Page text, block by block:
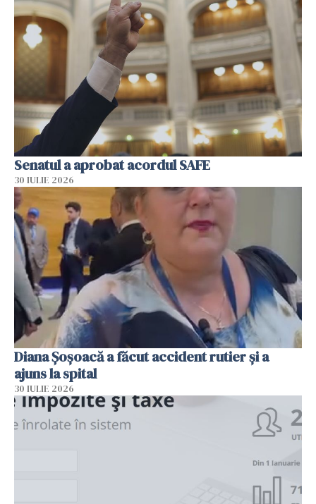
Senatul a aprobat acordul SAFE
30 IULIE 2026
Diana Șoșoacă a făcut accident rutier și a
ajuns la spital
30 IULIE 2026